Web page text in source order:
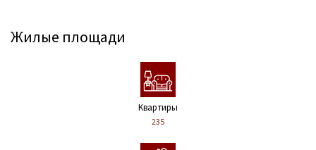
Жилые площади
Kвартиры
235